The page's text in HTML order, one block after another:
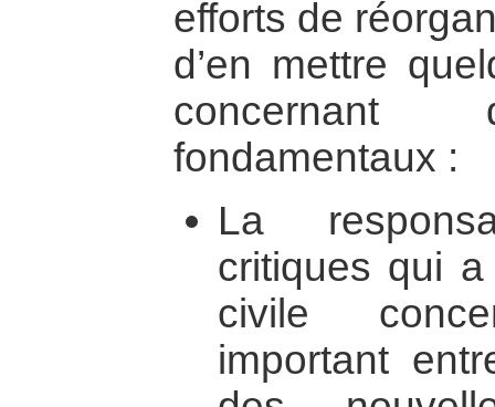
efforts de
d’en mettre
concernant
fondamentaux :
La
critiques qui
civile
important